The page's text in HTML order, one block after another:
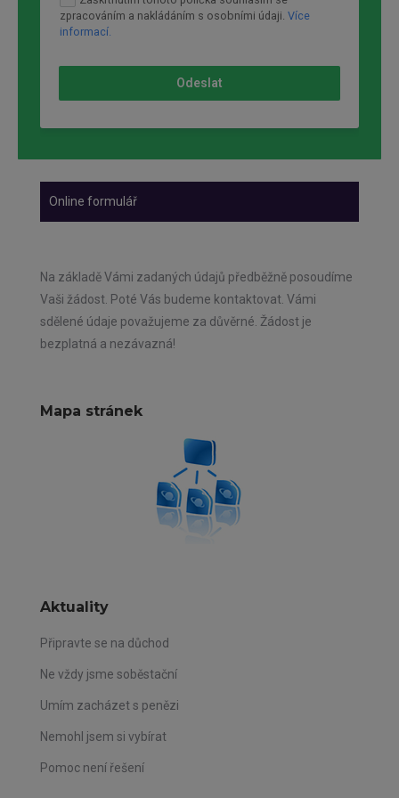
zpracováním a nakládáním s osobními údaji. Více
informací.
Odeslat
Online formulář
Na základě Vámi zadaných údajů předběžně posoudíme
Vaši žádost. Poté Vás budeme kontaktovat. Vámi
sdělené údaje považujeme za důvěrné. Žádost je
bezplatná a nezávazná!
Mapa stránek
Aktuality
Připravte se na důchod
Ne vždy jsme soběstační
Umím zacházet s penězi
Nemohl jsem si vybírat
Pomoc není řešení